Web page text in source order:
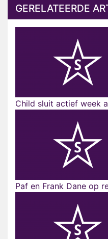
GERELATEERDE
Child sluit actief week
Paf en Frank Dane op